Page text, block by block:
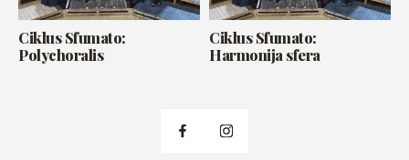
Ciklus Sfumato:
Polychoralis
Ciklus Sfumato:
Harmonija sfera